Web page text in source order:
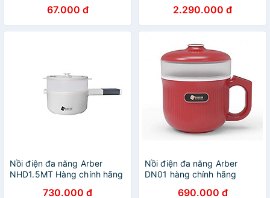
Vân Đá - HÀNG CHÍNH
HÃNG MINIIN
67.000 đ 2.290.000 đ
Nồi điện đa năng Arber
NHD1.5MT Hàng chính hãng
730.000 đ
Nồi điện đa năng Arber
DN01 hàng chính hãng
690.000 đ